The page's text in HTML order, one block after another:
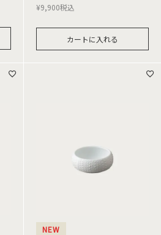
¥9,900税込
カートに入れる
NEW